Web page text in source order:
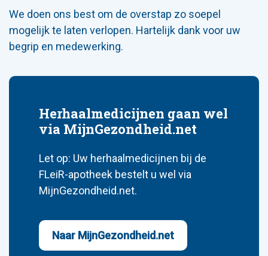
We doen ons best om de overstap zo soepel
mogelijk te laten verlopen. Hartelijk dank voor uw
begrip en medewerking.
Herhaalmedicijnen gaan wel
via MijnGezondheid.net
Let op: Uw herhaalmedicijnen bij de
FLeiR-apotheek bestelt u wel via
MijnGezondheid.net.
Naar MijnGezondheid.net